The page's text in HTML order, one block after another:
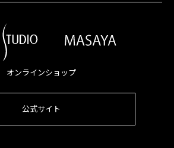
オンラインショップ
公式サイト